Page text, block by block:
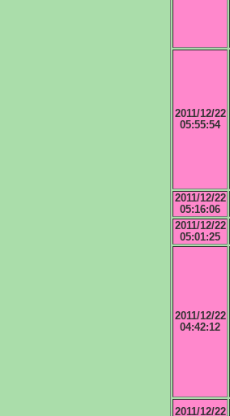
2011/12/22
05:55:54
2011/12/22
05:16:06
2011/12/22
05:01:25
2011/12/22
04:42:12
2011/12/22